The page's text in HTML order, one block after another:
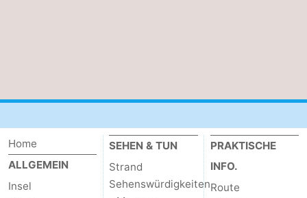
Mühlen
-
Home
ALLGEMEIN
Insel
SEHEN & TUN
Strand
Sehenswürdigkeiten
PRAKTISCHE
INFO.
Route